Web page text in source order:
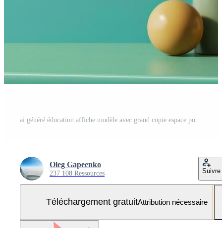
Oleg Gapeenko
237 108 Ressources Suivre
Téléchargement gratuitAttribution nécessaire